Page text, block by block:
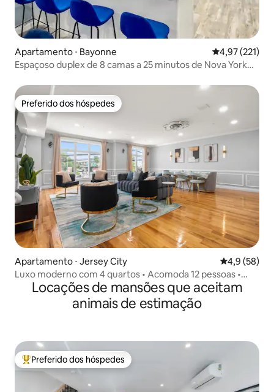
Apartamento ⋅ Bayonne 4,97 de uma
4,97 (221)
Espaçoso duplex de 8 camas a 25 minutos de Nova York
Preferido dos hóspedes
Preferido dos hóspedes
Apartamento ⋅ Jersey City 4,9 de uma
4,9 (58)
Luxo moderno com 4 quartos • Acomoda 12 pessoas •
Perto de Nova York
Locações de mansões que aceitam
animais de estimação
Entre os melhores preferidos dos hóspedes
Preferido dos hóspedes